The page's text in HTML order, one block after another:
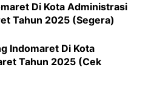
Di Kota Administrasi
Tahun 2025 (Segera)
Indomaret Di Kota
Tahun 2025 (Cek